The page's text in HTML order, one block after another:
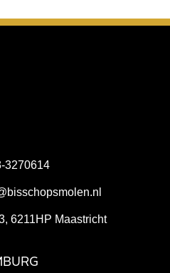
3270614
6211HP Maastricht